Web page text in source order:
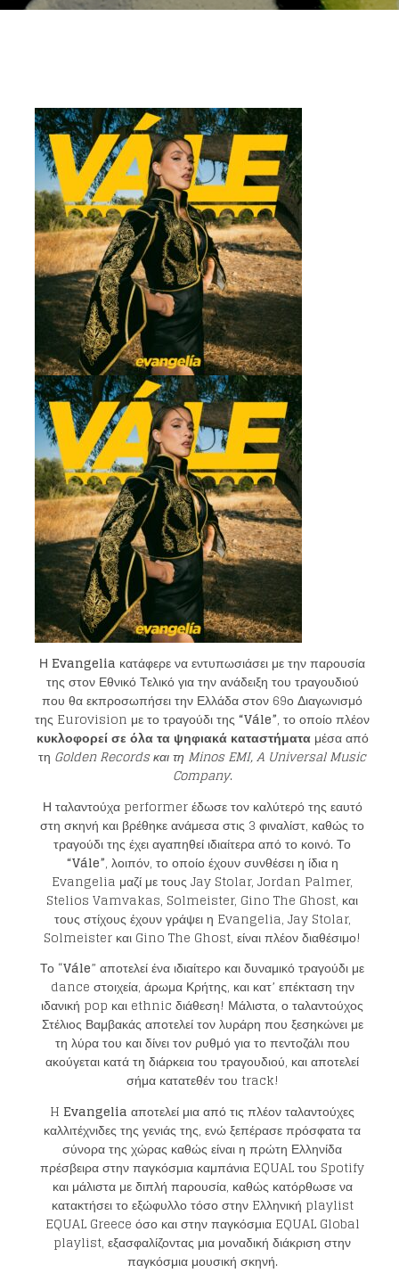
Η Evangelia κατάφερε να εντυπωσιάσει με την παρουσία
της στον Εθνικό Τελικό για την ανάδειξη του τραγουδιού
που θα εκπροσωπήσει την Ελλάδα στον 69ο Διαγωνισμό
της Eurovision με το τραγούδι της“Vále”, το οποίο πλέον
κυκλοφορεί σε όλα τα ψηφιακά καταστήματαμέσα από
τη Golden Recordsκαι τη Minos EMI,A Universal Music
Company.
Η ταλαντούχα performer έδωσε τον καλύτερό της εαυτό
στη σκηνή και βρέθηκε ανάμεσα στις 3 φιναλίστ, καθώς το
τραγούδι της έχει αγαπηθεί ιδιαίτερα από το κοινό. Το
“Vále”, λοιπόν, το οποίο έχουν συνθέσει η ίδια η
Evangelia μαζί με τους Jay Stolar, Jordan Palmer,
Stelios Vamvakas, Solmeister, Gino The Ghost, και
τους στίχους έχουν γράψει η Evangelia, Jay Stolar,
Solmeister και Gino The Ghost, είναι πλέον διαθέσιμο!
Το “Vále” αποτελεί ένα ιδιαίτερο και δυναμικό τραγούδι με
dance στοιχεία, άρωμα Κρήτης, και κατ’ επέκταση την
ιδανική pop και ethnic διάθεση! Μάλιστα, ο ταλαντούχος
Στέλιος Βαμβακάς αποτελεί τον λυράρη που ξεσηκώνει με
τη λύρα του και δίνει τον ρυθμό για το πεντοζάλι που
ακούγεται κατά τη διάρκεια του τραγουδιού, και αποτελεί
σήμα κατατεθέν του track!
H Evangelia αποτελεί μια από τις πλέον ταλαντούχες
καλλιτέχνιδες της γενιάς της, ενώ ξεπέρασε πρόσφατα τα
σύνορα της χώρας καθώς είναι η πρώτη Ελληνίδα
πρέσβειρα στην παγκόσμια καμπάνια EQUAL του Spotify
και μάλιστα με διπλή παρουσία, καθώς κατόρθωσε να
κατακτήσει το εξώφυλλο τόσο στην Eλληνική playlist
EQUAL Greece όσο και στην παγκόσμια EQUAL Global
playlist, εξασφαλίζοντας μια μοναδική διάκριση στην
παγκόσμια μουσική σκηνή.
Loading your form, please wait...